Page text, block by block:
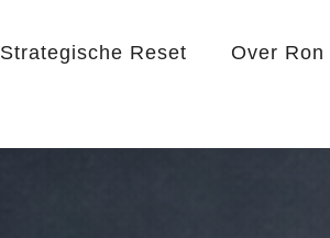
Strategische Reset Over Ron